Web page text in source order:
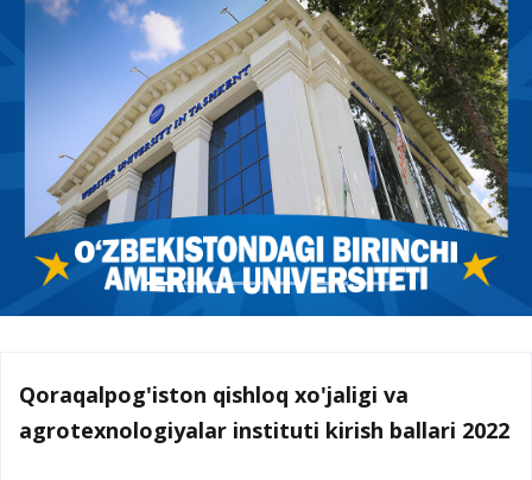
Qoraqalpog'iston qishloq xo'jaligi va
agrotexnologiyalar instituti kirish ballari 2022